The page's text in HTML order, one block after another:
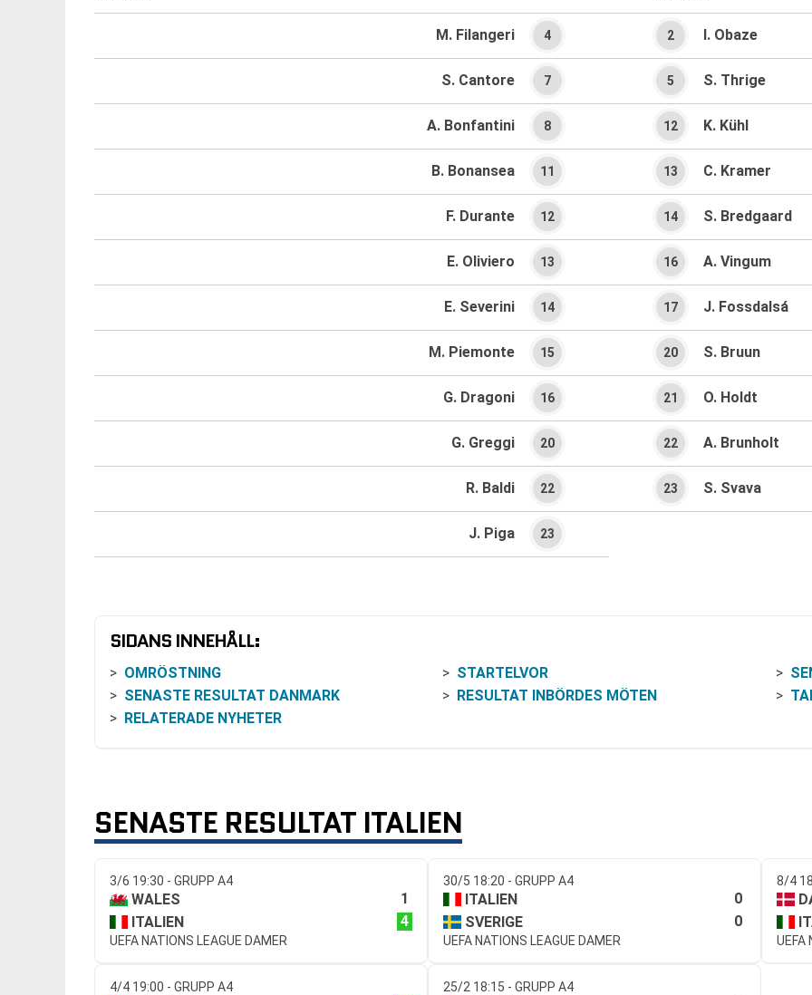
M. Filangeri 4
S. Cantore 7
A. Bonfantini 8
B. Bonansea 11
F. Durante 12
E. Oliviero 13
E. Severini 14
M. Piemonte 15
G. Dragoni 16
G. Greggi 20
R. Baldi 22
J. Piga 23
2 I. Obaze
5 S. Thrige
12 K. Kühl
13 C. Kramer
14 S. Bredgaard
16 A. Vingum
17 J. Fossdalsá
20 S. Bruun
21 O. Holdt
22 A. Brunholt
23 S. Svava
SIDANS INNEHÅLL:
OMRÖSTNING STARTELVOR
SENASTE RESULTAT DANMARK
RESULTAT INBÖRDES MÖTEN
RELATERADE NYHETER
SENASTE RESULTAT ITALIEN
3/6 19:30 - GRUPP A4
WALES
1
ITALIEN
4
UEFA NATIONS LEAGUE DAMER
30/5 18:20 - GRUPP A4
ITALIEN
0
SVERIGE
0
UEFA NATIONS LEAGUE DAMER
8/4
UEFA
4/4 19:00 - GRUPP A4 25/2 18:15 - GRUPP A4